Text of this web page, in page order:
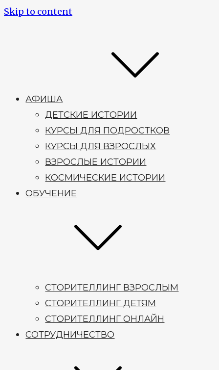
Skip to content
АФИША
ДЕТСКИЕ ИСТОРИИ
КУРСЫ ДЛЯ ПОДРОСТКОВ
КУРСЫ ДЛЯ ВЗРОСЛЫХ
ВЗРОСЛЫЕ ИСТОРИИ
КОСМИЧЕСКИЕ ИСТОРИИ
ОБУЧЕНИЕ
СТОРИТЕЛЛИНГ ВЗРОСЛЫМ
СТОРИТЕЛЛИНГ ДЕТЯМ
СТОРИТЕЛЛИНГ ОНЛАЙН
СОТРУДНИЧЕСТВО